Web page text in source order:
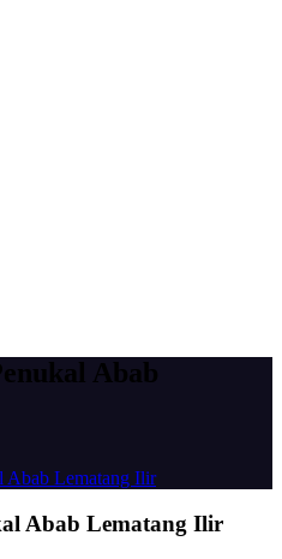
Abab
Abab Lematang Ilir
Abab Lematang Ilir